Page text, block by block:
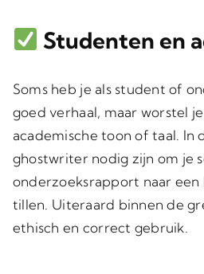
Studenten en
Soms heb je als student of
goed verhaal, maar worstel
academische toon of taal. In
ghostwriter nodig zijn om je
onderzoeksrapport naar een
tillen. Uiteraard binnen de
ethisch en correct gebruik.